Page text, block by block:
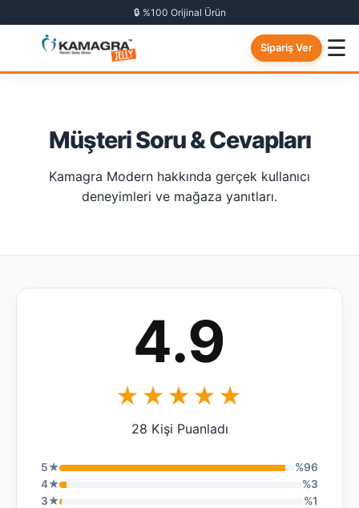
🔒 %100 Orijinal Ürün
Sipariş Ver ☰
Müşteri Soru & Cevapları
Kamagra Modern hakkında gerçek kullanıcı
deneyimleri ve mağaza yanıtları.
4.9
★★★★★
28 Kişi Puanladı
5★
%96
4★
%3
3★
%1